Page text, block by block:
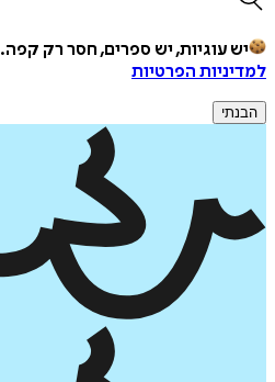
יש עוגיות, יש ספרים, חסר רק קפה.
למדיניות הפרטיות
הבנתי